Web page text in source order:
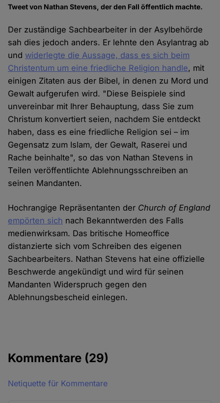
Tweet von Nathan Stevens, der den Fall öffentlich machte.
Der zuständige Sachbearbeiter in der Asylbehörde
sah dies jedoch anders. Er lehnte den Asylantrag ab
und widerlegte die Aussage, dass es sich beim
Christentum um eine friedliche Religion handle, mit
einigen Zitaten aus der Bibel, in denen zu Mord und
Gewalt aufgerufen wird. "Diese Beispiele sind
unvereinbar mit Ihrer Behauptung, dass Sie zum
Christum konvertiert seien, nachdem Sie entdeckt
haben, dass es eine friedliche Religion sei – im
Gegensatz zum Islam, der Gewalt, Raserei und
Rache beinhalte", so das von Nathan Stevens in
Teilen veröffentlichte Ablehnungsschreiben an
seinen Mandanten.
Hochrangige Repräsentanten der Church of England
empörten sich nach Bekanntwerden des Falls
medienwirksam. Das britische Homeoffice
distanzierte sich vom Schreiben des eigenen
Sachbearbeiters. Nathan Stevens hat eine offizielle
Beschwerde angekündigt und wird für seinen
Mandanten Widerspruch gegen den
Ablehnungsbescheid einlegen.
Kommentare (29)
Netiquette für Kommentare